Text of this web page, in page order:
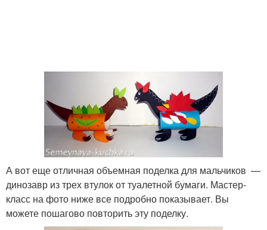
А вот еще отличная объемная поделка для мальчиков —
динозавр из трех втулок от туалетной бумаги. Мастер-
класс на фото ниже все подробно показывает. Вы
можете пошагово повторить эту поделку.